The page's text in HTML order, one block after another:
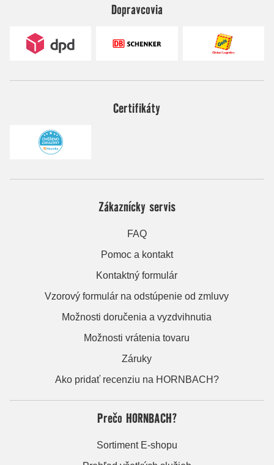
Dopravcovia
Certifikáty
Zákaznícky servis
FAQ
Pomoc a kontakt
Kontaktný formulár
Vzorový formulár na odstúpenie od zmluvy
Možnosti doručenia a vyzdvihnutia
Možnosti vrátenia tovaru
Záruky
Ako pridať recenziu na HORNBACH?
Prečo HORNBACH?
Sortiment E-shopu